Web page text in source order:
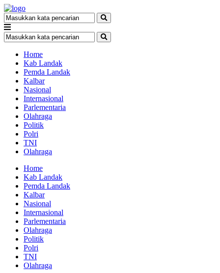
Home
Kab Landak
Pemda Landak
Kalbar
Nasional
Internasional
Parlementaria
Olahraga
Politik
Polri
TNI
Olahraga
Home
Kab Landak
Pemda Landak
Kalbar
Nasional
Internasional
Parlementaria
Olahraga
Politik
Polri
TNI
Olahraga